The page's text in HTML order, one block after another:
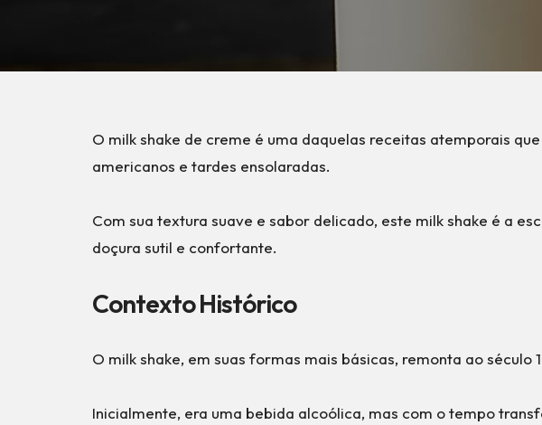
O milk shake de creme é uma daquelas receitas atemporais
americanos e tardes ensolaradas.
Com sua textura suave e sabor delicado, este milk shake é a
doçura sutil e confortante.
Contexto Histórico
O milk shake, em suas formas mais básicas, remonta ao século
Inicialmente, era uma bebida alcoólica, mas com o tempo